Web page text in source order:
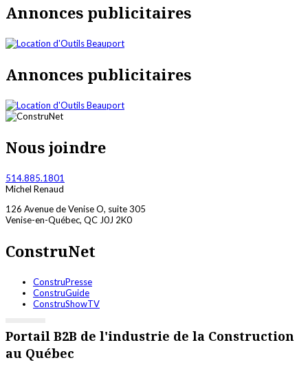
Annonces publicitaires
Annonces publicitaires
Nous joindre
514.885.1801
Michel Renaud
126 Avenue de Venise O, suite 305
Venise-en-Québec, QC J0J 2K0
ConstruNet
ConstruPresse
ConstruGuide
ConstruShowTV
Portail B2B de l'industrie de la Construction
au Québec